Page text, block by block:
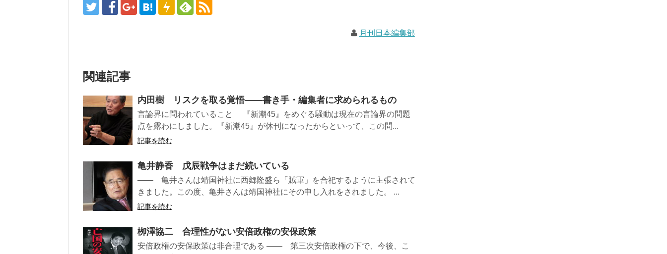
月刊日本編集部
関連記事
内田樹 リスクを取る覚悟――書き手・編集者に求められるもの
言論界に問われていること 『新潮45』をめぐる騒動は現在の言論界の問題
点を露わにしました。『新潮45』が休刊になったからといって、この問...
記事を読む
亀井静香 戊辰戦争はまだ続いている
―― 亀井さんは靖国神社に西郷隆盛ら「賊軍」を合祀するように主張されて
きました。この度、亀井さんは靖国神社にその申し入れをされました。 ...
記事を読む
栁澤協二 合理性がない安倍政権の安保政策
安倍政権の安保政策は非合理である ―― 第三次安倍政権の下で、今後、こ